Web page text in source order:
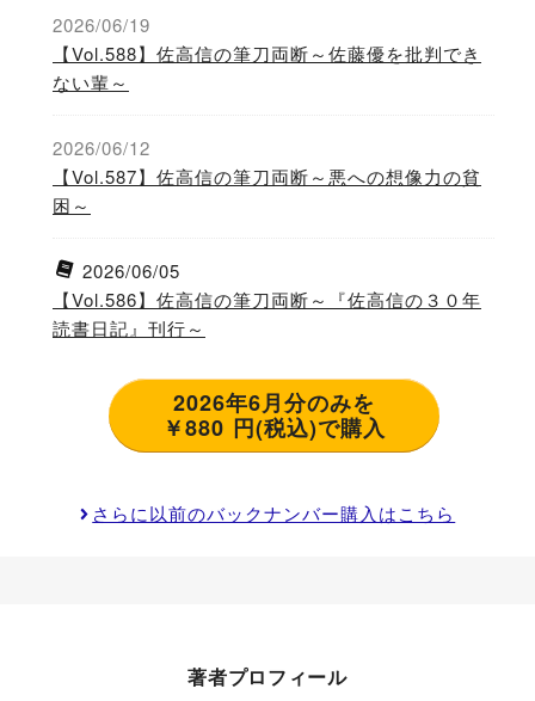
2026/06/19
【Vol.588】佐高信の筆刀両断～佐藤優を批判でき
ない輩～
2026/06/12
【Vol.587】佐高信の筆刀両断～悪への想像力の貧
困～
2026/06/05
【Vol.586】佐高信の筆刀両断～『佐高信の３０年
読書日記』刊行～
2026年6月分のみを
￥880 円(税込)で購入
さらに以前のバックナンバー購入はこちら
著者プロフィール